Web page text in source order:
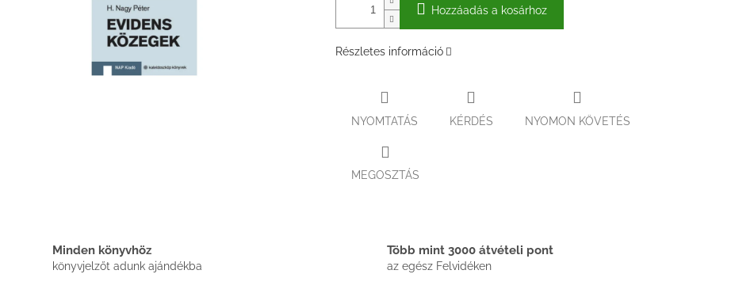
Hozzáadás a kosárhoz
Részletes információ
NYOMTATÁS KÉRDÉS NYOMON KÖVETÉS
MEGOSZTÁS
Minden könyvhöz
könyvjelzőt adunk ajándékba
Több mint 3000 átvételi pont
az egész Felvidéken